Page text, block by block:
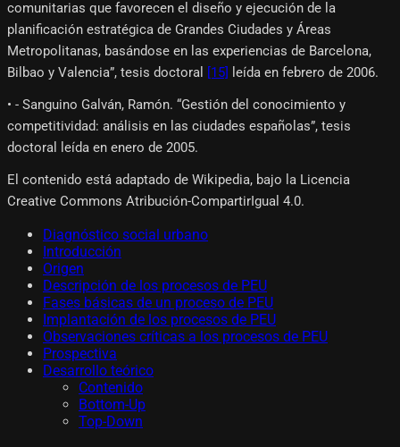
comunitarias que favorecen el diseño y ejecución de la
planificación estratégica de Grandes Ciudades y Áreas
Metropolitanas, basándose en las experiencias de Barcelona,
Bilbao y Valencia”, tesis doctoral
[15]
leída en febrero de 2006.
• - Sanguino Galván, Ramón. “Gestión del conocimiento y
competitividad: análisis en las ciudades españolas”, tesis
doctoral leída en enero de 2005.
El contenido está adaptado de Wikipedia, bajo la Licencia
Creative Commons Atribución-CompartirIgual 4.0.
Diagnóstico social urbano
Introducción
Origen
Descripción de los procesos de PEU
Fases básicas de un proceso de PEU
Implantación de los procesos de PEU
Observaciones críticas a los procesos de PEU
Prospectiva
Desarrollo teórico
Contenido
Bottom-Up
Top-Down